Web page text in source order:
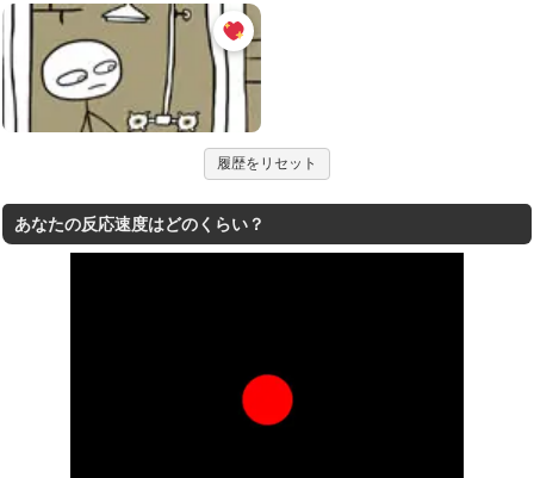
履歴をリセット
あなたの反応速度はどのくらい？